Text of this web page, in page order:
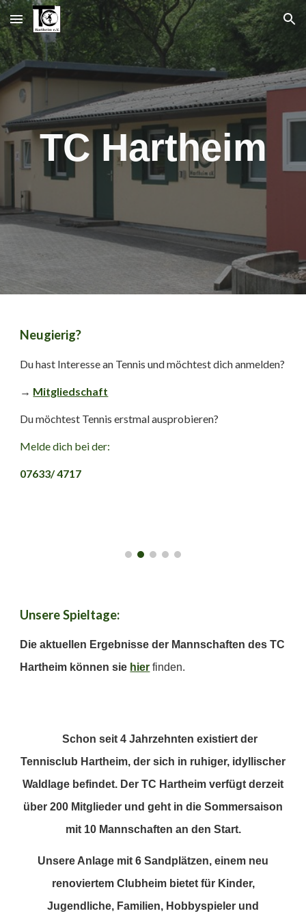
Skip to main content Skip to navigation
TC Hartheim
Neugierig?
Du hast Interesse an Tennis und möchtest dich anmelden?
→ Mitgliedschaft
Du möchtest Tennis erstmal ausprobieren?
Melde dich bei der:
07633/ 4717
Unsere Spieltage:
Die aktuellen Ergebnisse der Mannschaften des TC
Hartheim können sie hier finden.
Schon seit 4 Jahrzehnten existiert der
Tennisclub Hartheim, der sich in ruhiger, idyllischer
Waldlage befindet. Der TC Hartheim verfügt derzeit
über 200 Mitglieder und geht in die Sommersaison
mit 10 Mannschaften an den Start.
Unsere Anlage mit 6 Sandplätzen, einem neu
renoviertem Clubheim bietet für Kinder,
Jugendliche, Familien, Hobbyspieler und